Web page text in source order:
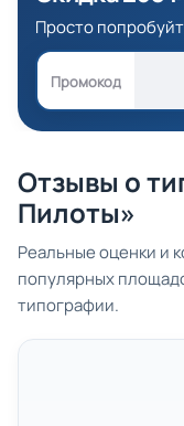
Просто
Промокод
Отзывы о
Пилоты»
Реальные оценки и
популярных
типографии.